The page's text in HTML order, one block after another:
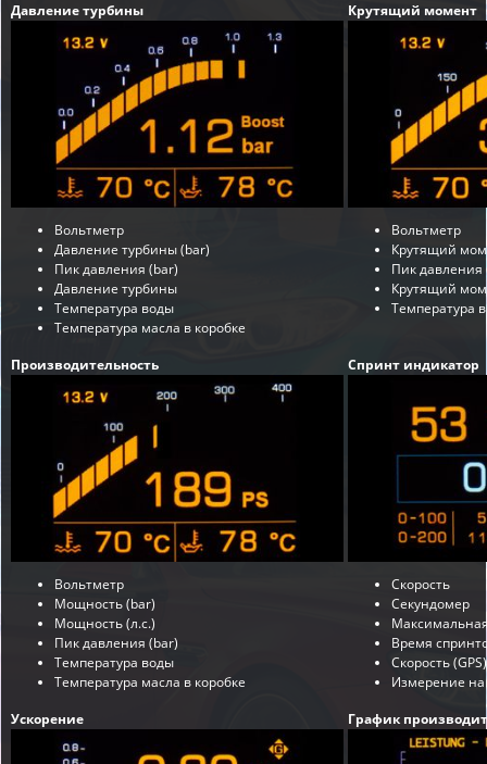
Давление турбины
Вольтметр
Давление турбины (bar)
Пик давления (bar)
Давление турбины
Температура воды
Температура масла в коробке
Крутящий момент
Вольтметр
Крутящий
Пик давления
Крутящий
Температура
Производительность
Вольтметр
Мощность (bar)
Мощность (л.с.)
Пик давления (bar)
Температура воды
Температура масла в коробке
Спринт индикатор
Скорость
Секундомер
Время
Скорость (GPS)
Измерение
Ускорение
График